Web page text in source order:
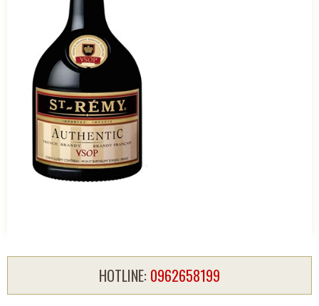
HOTLINE: 0962658199